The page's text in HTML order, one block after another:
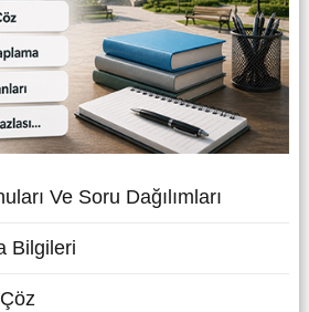
Ve Soru Dağılımları
Bilgileri